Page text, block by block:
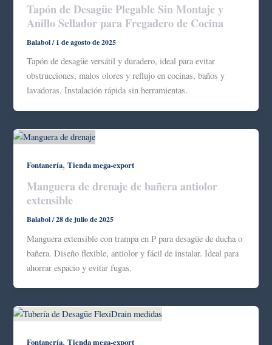
Tapón de Desagüe Plegable Sin Montaje y
Anillo Sellador para Fregadero de Cocina
Balabol/1 de agosto de 2025
Tapón de desagüe versátil y duradero, ideal para evitar
obstrucciones, malos olores y reflujo en cocinas, baños y
lavadoras. Instalación rápida sin herramientas.
Fontanería,Tienda mega-export
Manguera de drenaje de bañera antiolor
extensible
Balabol/28 de julio de 2025
Manguera extensible con trampa en P para desagüe de ducha o
bañera. Diseño flexible, antiolor y fácil de instalar. Ideal para
ahorrar espacio y evitar fugas.
Fontanería,Tienda mega-export